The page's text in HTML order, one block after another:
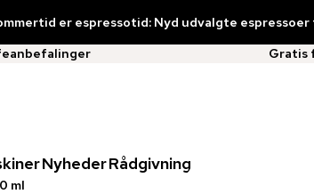
er espressotid: Nyd udvalgte
Gratis
NyhederRådgivning
ml